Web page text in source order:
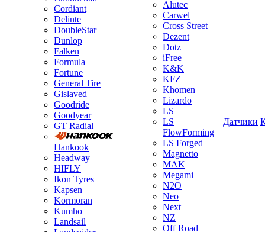
Cordiant
Delinte
DoubleStar
Dunlop
Falken
Formula
Fortune
General Tire
Gislaved
Goodride
Goodyear
GT Radial
Hankook
Headway
HIFLY
Ikon Tyres
Kapsen
Kormoran
Kumho
Landsail
Alutec
Carwel
Cross Street
Dezent
Dotz
iFree
K&K
KFZ
Khomen
Lizardo
LS
LS
FlowForming
LS Forged
Magnetto
MAK
Megami
N2O
Neo
Next
NZ
Off Road
Датчики